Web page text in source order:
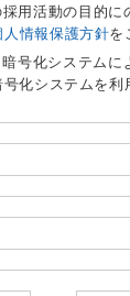
用活動の目的に
人情報保護方針を
号化システムに
化システムを利